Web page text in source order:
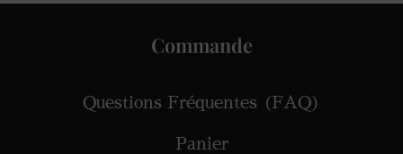
Commande
Questions Fréquentes (FAQ)
Panier